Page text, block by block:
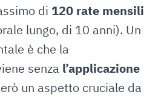
di 120 rate mensili
lungo, di 10 anni). Un
è che la
senza l’applicazione
un aspetto cruciale da